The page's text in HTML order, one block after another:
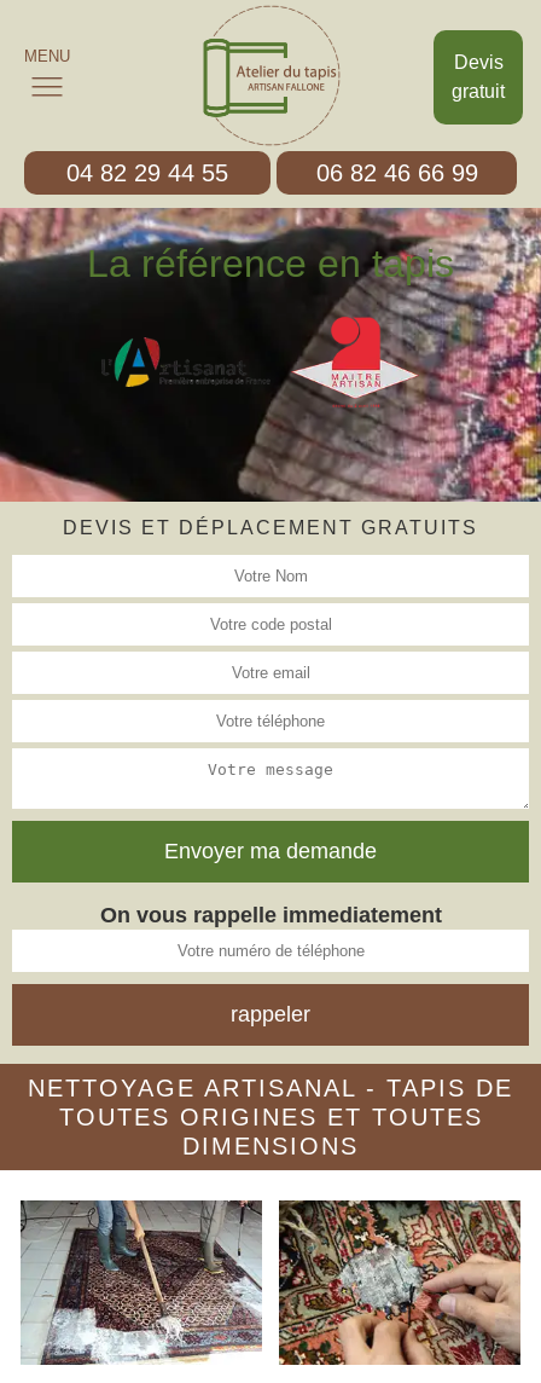
Devis
gratuit
MENU
04 82 29 44 55 06 82 46 66 99
La référence en tapis
DEVIS ET DÉPLACEMENT GRATUITS
On vous rappelle immediatement
NETTOYAGE ARTISANAL - TAPIS DE
TOUTES ORIGINES ET TOUTES
DIMENSIONS